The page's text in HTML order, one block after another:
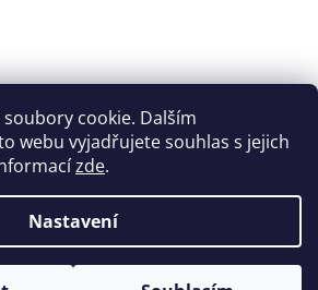
cookie. Dalším
webu vyjadřujete souhlas s jejich
zde.
Nastavení
dovolenou. V případě potřeby nám
nebo do chatovacího okna na našich
Vytvořil Shoptet